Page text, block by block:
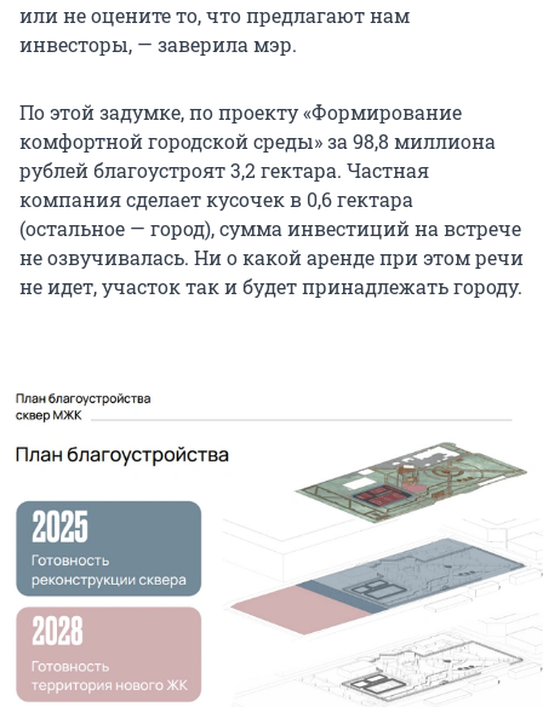
или не оцените то, что предлагают нам
инвесторы, — заверила мэр.
По этой задумке, по проекту «Формирование
комфортной городской среды» за 98,8 миллиона
рублей благоустроят 3,2 гектара. Частная
компания сделает кусочек в 0,6 гектара
(остальное — город), сумма инвестиций на встрече
не озвучивалась. Ни о какой аренде при этом речи
не идет, участок так и будет принадлежать городу.